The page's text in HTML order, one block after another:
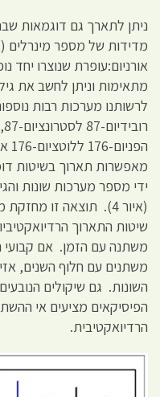
ניתן לתארך גם דוגמאות
מדידות של מספר מינרלים
אורניום:עופרת שנוצרו יחד
מתאימות וניתן לחשב את
לרשותנו מערכות רבות
מאפשרות תארוך בשיטות
ידי מספר מערכות שונות
(איור 4). תוצאה זו
שיטות התארוך
משתנה עם הזמן. אם קבועי
משתנים עם חלוף השנים,
השונות. גם שיקולים
הפיסיקאים מציעים אי
הרדיואקטיבית.